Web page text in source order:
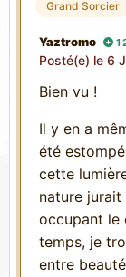
Grand Sorcier
Yaztromo 1
Posté(e) le 6
Bien vu !
Il y en a
été
cette
nature
occupant le
temps, je
entre